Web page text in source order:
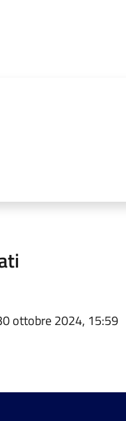
ottobre 2024, 15:59